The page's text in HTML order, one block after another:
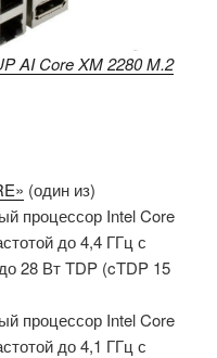
AI Core XM 2280 M.2
(один из)
процессор Intel Core
до 4,4 ГГц с
28 Вт TDP (cTDP 15
процессор Intel Core
до 4,1 ГГц с